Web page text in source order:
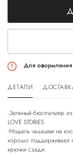
Для оформления
ДЕТАЛИ
-Зеленый бюстгальтер
LOVE STORIES.
-Модель чашками на
хорошо поддерживают
крючки сзади.